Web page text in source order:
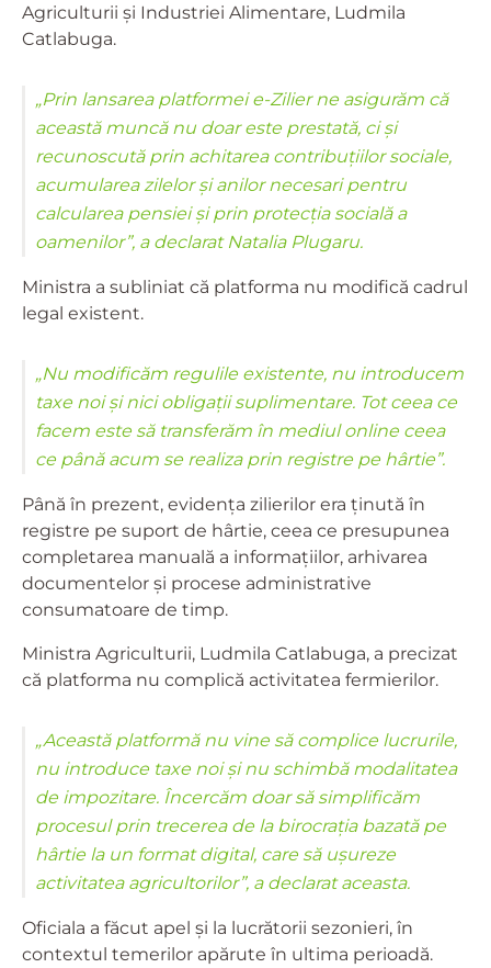
Agriculturii și Industriei Alimentare, Ludmila
Catlabuga.
„Prin lansarea platformei e-Zilier ne asigurăm că
această muncă nu doar este prestată, ci și
recunoscută prin achitarea contribuțiilor sociale,
acumularea zilelor și anilor necesari pentru
calcularea pensiei și prin protecția socială a
oamenilor”, a declarat Natalia Plugaru.
Ministra a subliniat că platforma nu modifică cadrul
legal existent.
„Nu modificăm regulile existente, nu introducem
taxe noi și nici obligații suplimentare. Tot ceea ce
facem este să transferăm în mediul online ceea
ce până acum se realiza prin registre pe hârtie”.
Până în prezent, evidența zilierilor era ținută în
registre pe suport de hârtie, ceea ce presupunea
completarea manuală a informațiilor, arhivarea
documentelor și procese administrative
consumatoare de timp.
Ministra Agriculturii, Ludmila Catlabuga, a precizat
că platforma nu complică activitatea fermierilor.
„Această platformă nu vine să complice lucrurile,
nu introduce taxe noi și nu schimbă modalitatea
de impozitare. Încercăm doar să simplificăm
procesul prin trecerea de la birocrația bazată pe
hârtie la un format digital, care să ușureze
activitatea agricultorilor”, a declarat aceasta.
Oficiala a făcut apel și la lucrătorii sezonieri, în
contextul temerilor apărute în ultima perioadă.